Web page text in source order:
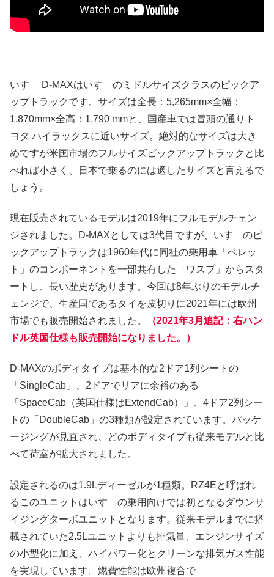
いすゞ D-MAXはいすゞのミドルサイズクラスのピックア
ップトラックです。サイズは全長：5,265mm×全幅：
1,870mm×全高：1,790 mmと、国産車では冒頭の通りト
ヨタ ハイラックスに近いサイズ。絶対的なサイズは大き
めですが米国市場のフルサイズピックアップトラックと比
べれば小さく、日本で乗るのには適したサイズと言えるで
しょう。
現在販売されているモデルは2019年にフルモデルチェン
ジされました。D-MAXとしては3代目ですが、いすゞのピ
ックアップトラックは1960年代に同社の乗用車「ベレッ
ト」のコンポーネントを一部共有した「ワスプ」からスタ
ートし、長い歴史があります。今回は8年ぶりのモデルチ
ェンジで、生産国であるタイを皮切りに2021年には欧州
市場でも販売開始されました。
（2021年3月追記：右ハン
ドル英国仕様も販売開始になりました。）
D-MAXのボディタイプは基本的な2ドア1列シートの
「SingleCab」、2ドアでリアに余裕のある
「SpaceCab（英国仕様はExtendCab）」、4ドア2列シー
トの「DoubleCab」の3種類が設定されています。パッケ
ージングが見直され、どのボディタイプも従来モデルと比
べて荷室が拡大されました。
設定されるのは1.9Lディーゼルが1種類。RZ4Eと呼ばれ
るこのユニットはいすゞの乗用向けでは初となるダウンサ
イジングターボユニットとなります。従来モデルまでに搭
載されていた2.5Lユニットよりも排気量、エンジンサイズ
の小型化に加え、ハイパワー化とクリーンな排気ガス性能
を実現しています。燃費性能は欧州複合で